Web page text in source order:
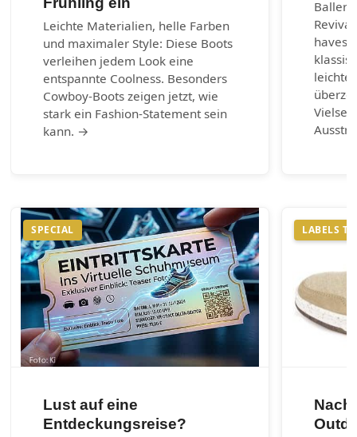
Leichte Materialien, helle Farben
und maximaler Style: Diese Boots
verleihen jedem Look eine
entspannte Coolness. Besonders
Cowboy-Boots zeigen jetzt, wie
stark ein Fashion-Statement sein
kann. →
haves
SPECIAL
Lust auf eine
Entdeckungsreise?
LABELS